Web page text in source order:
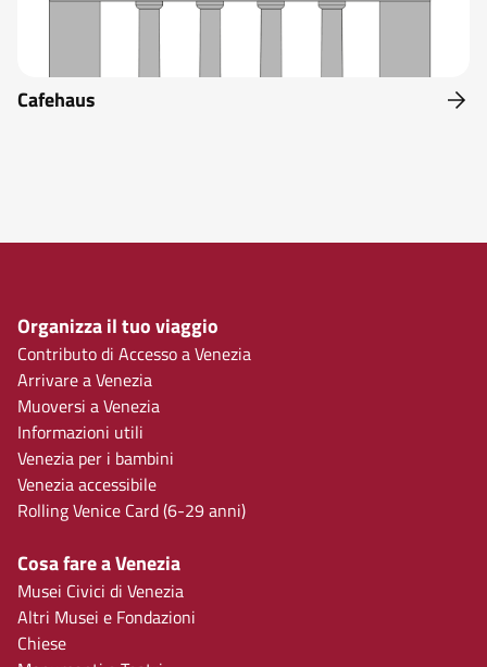
Cafehaus
Organizza il tuo viaggio
Contributo di Accesso a Venezia
Arrivare a Venezia
Muoversi a Venezia
Informazioni utili
Venezia per i bambini
Venezia accessibile
Rolling Venice Card (6-29 anni)
Cosa fare a Venezia
Musei Civici di Venezia
Altri Musei e Fondazioni
Chiese